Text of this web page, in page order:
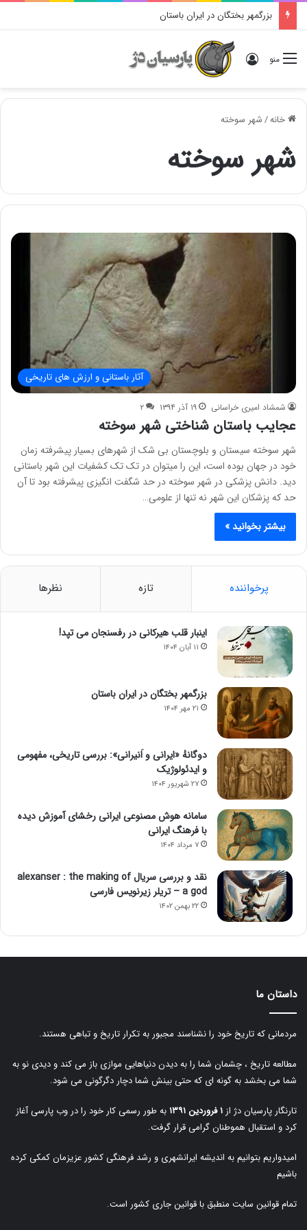
بزرگمهر بختگان در ایران باستان
منو ورود
خانه/شهر سوخته
شهر سوخته
آثار باستانی و ارزش های تاریخی
شمشاد امیری خراسانی ۱۹ آذر ۱۳۹۴ ۲
عجایب باستان شناختی شهر سوخته
شهر ﺳﻮﺧﺘﻪ سیستان و بلوچستان بی ﺷﮏ از ﺷﻬﺮﻫﺎﯼ ﺑﺴﯿﺎﺭ ﭘﯿﺸﺮﻓﺘﻪ ﺯﻣﺎﻥ
ﺧﻮﺩ در جهان ﺑﻮﺩﻩ ﺍﺳﺖ، این را میتوان در تک تک کشفیات این شهر باستانی
دید. ﺩﺍﻧﺶ ﭘﺰﺷﮑﯽ ﺩﺭ ﺷﻬﺮ ﺳﻮﺧﺘﻪ ﺩﺭ ﺣﺪ ﺷﮕﻔﺖ ﺍﻧﮕﯿﺰﯼ ﭘﯿﺸﺮفته ﺑﻮﺩ ﺗﺎ ﺁﻥ
ﺣﺪ ﮐﻪ ﭘﺰﺷﮑﺎﻥ ﺍﯾﻦ ﺷﻬﺮ ﻧﻪ ﺗﻨﻬﺎ ﺍﺯ ﻋﻠﻮﻣﯽ…
بیشتر بخوانید »
پرخواننده تازه نظرها
اینبار قلب هیرکانی در رفسنجان می تپد!
۱۱ آبان ۱۴۰۴
بزرگمهر بختگان در ایران باستان
۲۱ مهر ۱۴۰۴
دوگانهٔ «ایرانی و اَنیرانی»: بررسی تاریخی، مفهومی
و ایدئولوژیک
۲۷ شهریور ۱۴۰۴
سامانه هوش مصنوعی ایرانی رخشای آموزش دیده
با فرهنگ ایرانی
۷ مرداد ۱۴۰۴
نقد و بررسی سریال alexanser : the making of
a god – تریلر زیرنویس فارسی
۲۲ بهمن ۱۴۰۲
داستان ما
مردمانی که تاریخ خود را نشناسند مجبور به تکرار تاریخ و تباهی هستند.
مطالعه تاریخ ، چشمان شما را به دیدن دنیاهایی موازی باز می کند و دیدی نو به
شما می بخشد به گونه ای که حتی بینش شما دچار دگرگونی می شود.
تارنگار پارسیان دژ از ۱ فروردین ۱۳۹۱
به طور رسمی کار خود را در وب پارسی آغاز
کرد و استقبال هموطنان گرامی قرار گرفت.
امیدواریم بتوانیم به اندیشه ایرانشهری و رشد فرهنگی کشور عزیزمان کمکی کرده
باشیم
تمام قوانین سایت منطبق با قوانین جاری کشور است.